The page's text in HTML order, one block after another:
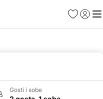
FavoritiPrijavi
Gosti i sobe